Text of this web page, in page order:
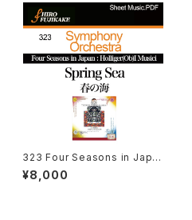
323 Four Seasons in Japa
n : Holliger(Ob)I Musici Spr
ing Sea イ・ムジチ 春の海
¥8,000